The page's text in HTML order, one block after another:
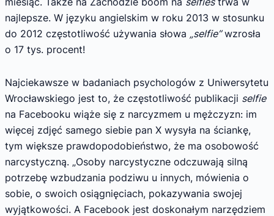
najlepsze. W języku angielskim w roku 2013 w stosunku
do 2012 częstotliwość używania słowa „selfie”wzrosła
o 17 tys. procent!
Najciekawsze w badaniach psychologów z Uniwersytetu
Wrocławskiego jest to, że częstotliwość publikacji selfie
na Facebooku wiąże się z narcyzmem u mężczyzn: im
więcej zdjęć samego siebie pan X wysyła na ściankę,
tym większe prawdopodobieństwo, że ma osobowość
narcystyczną. „Osoby narcystyczne odczuwają silną
potrzebę wzbudzania podziwu u innych, mówienia o
sobie, o swoich osiągnięciach, pokazywania swojej
wyjątkowości. A Facebook jest doskonałym narzędziem